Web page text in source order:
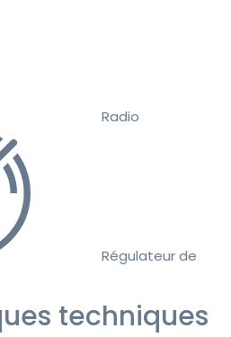
Radio
Régulateur de
techniques